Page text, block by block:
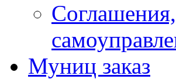
Муниц заказ